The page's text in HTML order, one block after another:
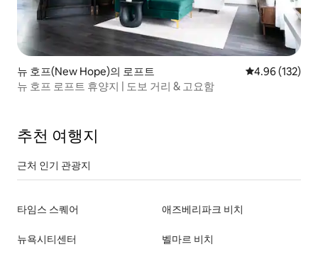
뉴 호프(New Hope)의 로프트 평점 4.96점(5
4.96 (132)
뉴 호프 로프트 휴양지 | 도보 거리 & 고요함
추천 여행지
근처 인기 관광지
타임스 스퀘어 애즈베리파크 비치
뉴욕시티센터 벨마르 비치